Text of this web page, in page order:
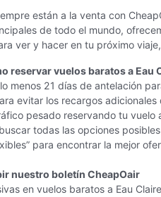
están a la venta con
de todo el mundo,
ver y hacer en tu próximo
reservar vuelos baratos a Eau
menos 21 días de antelación
evitar los recargos adicionales
pesado reservando tu vuelo
todas las opciones
para encontrar la mejor
nuestro boletín CheapOair
en vuelos baratos a Eau